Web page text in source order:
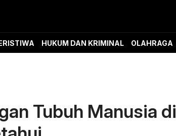
HUKUM DAN KRIMINAL OLAHRAGA
Tubuh Manusia di